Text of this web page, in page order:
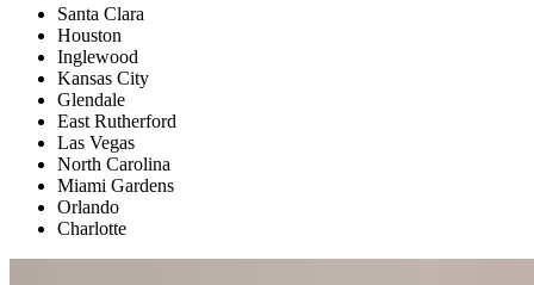
Santa Clara
Houston
Inglewood
Kansas City
Glendale
East Rutherford
Las Vegas
North Carolina
Miami Gardens
Orlando
Charlotte